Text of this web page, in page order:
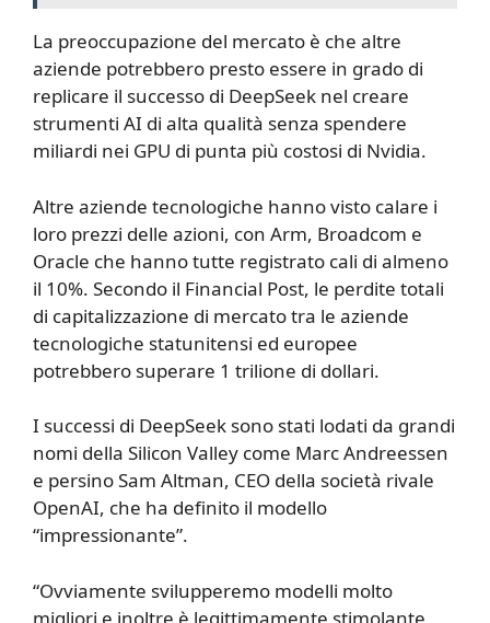
La preoccupazione del mercato è che altre
aziende potrebbero presto essere in grado di
replicare il successo di DeepSeek nel creare
strumenti AI di alta qualità senza spendere
miliardi nei GPU di punta più costosi di Nvidia.
Altre aziende tecnologiche hanno visto calare i
loro prezzi delle azioni, con Arm, Broadcom e
Oracle che hanno tutte registrato cali di almeno
il 10%. Secondo il Financial Post, le perdite totali
di capitalizzazione di mercato tra le aziende
tecnologiche statunitensi ed europee
potrebbero superare 1 trilione di dollari.
I successi di DeepSeek sono stati lodati da grandi
nomi della Silicon Valley come Marc Andreessen
e persino Sam Altman, CEO della società rivale
OpenAI, che ha definito il modello
“impressionante”.
“Ovviamente svilupperemo modelli molto
migliori e inoltre è legittimamente stimolante